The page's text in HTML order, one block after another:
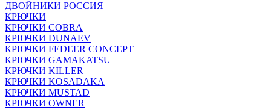
ДВОЙНИКИ РОССИЯ
КРЮЧКИ
КРЮЧКИ COBRA
КРЮЧКИ DUNAEV
КРЮЧКИ FEDEER CONCEPT
КРЮЧКИ GAMAKATSU
КРЮЧКИ KILLER
КРЮЧКИ KOSADAKA
КРЮЧКИ MUSTAD
КРЮЧКИ OWNER